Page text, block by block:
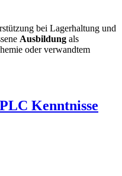
bei Lagerhaltung und
Ausbildung als
oder verwandtem
Kenntnisse